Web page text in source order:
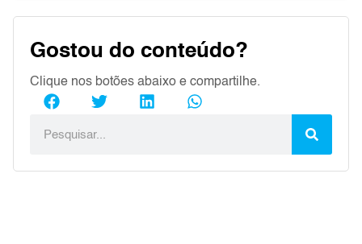
Gostou do conteúdo?
Clique nos botões abaixo e compartilhe.